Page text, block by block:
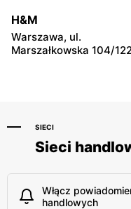
Smyk
H&M
Warszawa, ul.
Marszałkowska 104/122
SIECI
Sieci
Włącz
handlowych